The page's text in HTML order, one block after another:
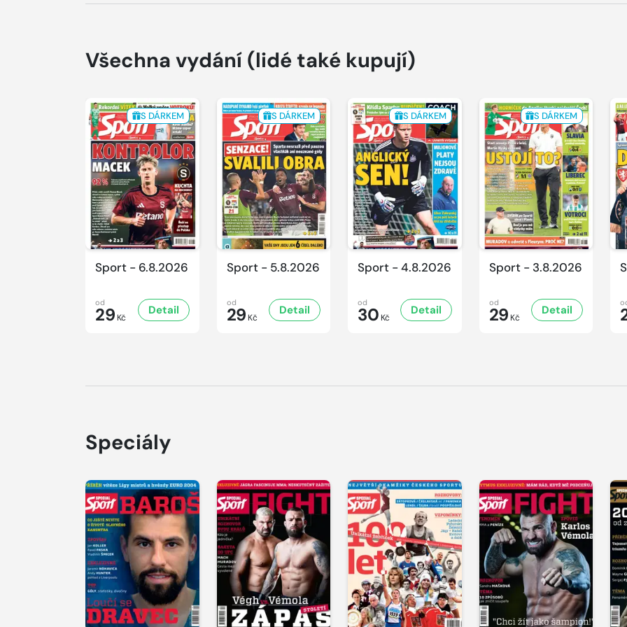
Všechna vydání (lidé také kupují)
S DÁRKEM
Sport - 6.8.2026
od
29 Kč
Detail
S DÁRKEM
Sport - 5.8.2026
od
29 Kč
Detail
S DÁRKEM
Sport - 4.8.2026
od
30 Kč
Detail
S DÁRKEM
Sport - 3.8.2026
od
29 Kč
Detail
Speciály